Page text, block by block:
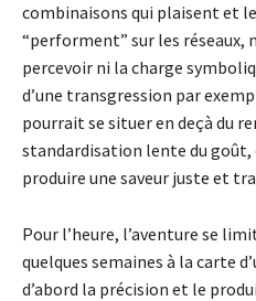
combinaisons qui plaisent et
“performent” sur les réseaux,
percevoir ni la charge
d’une transgression par
pourrait se situer en deçà du
standardisation lente du
produire une saveur juste et
Pour l’heure, l’aventure se
quelques semaines à la carte
d’abord la précision et le